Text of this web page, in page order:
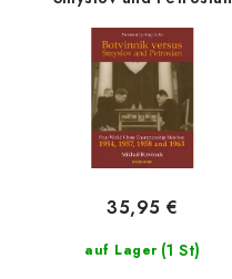
auf Lager (1 St)
35,95 €